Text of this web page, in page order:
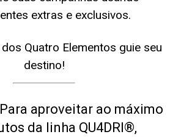
extras e exclusivos.
Quatro Elementos guie seu
destino!
aproveitar ao máximo
da linha QU4DRI®,